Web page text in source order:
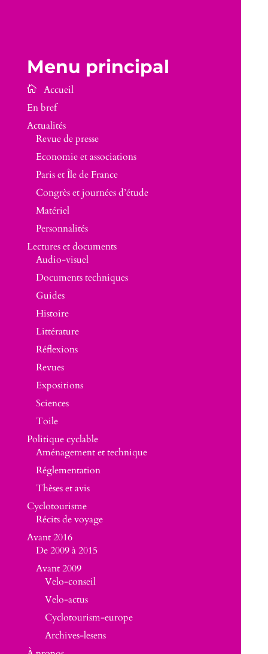
Menu principal
En bref
Actualités
Revue de presse
Economie et associations
Paris et Île de France
Congrès et journées d’étude
Matériel
Personnalités
Lectures et documents
Audio-visuel
Documents techniques
Guides
Histoire
Littérature
Réflexions
Revues
Expositions
Sciences
Toile
Politique cyclable
Aménagement et technique
Réglementation
Thèses et avis
Cyclotourisme
Récits de voyage
Avant 2016
De 2009 à 2015
Avant 2009
Velo-conseil
Velo-actus
Cyclotourism-europe
Archives-lesens